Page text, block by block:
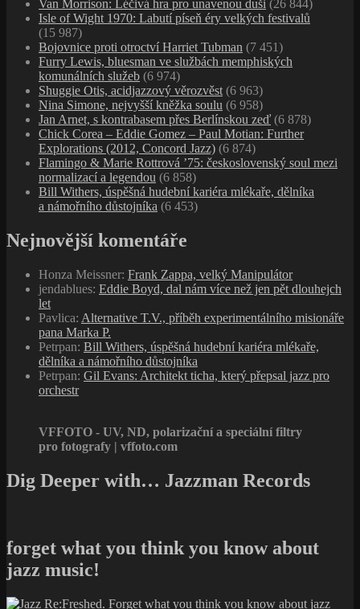
Van Morrison: Léčivá hra pro unavenou duši (26 844)
Isle of Wight 1970: Labutí píseň éry velkých festivalů
(15 987)
Bojovnice proti otroctví Harriet Tubman (7 451)
Furry Lewis, bluesman ve službách memphiských
komunálních služeb (6 974)
Shuggie Otis, acidjazzový věrozvěst (6 963)
Nina Simone, nejvyšší kněžka soulu (6 958)
Jan Arnet, s kontrabasem přes Berlínskou zeď (6 878)
Chick Corea – Eddie Gomez – Paul Motian: Further
Explorations (2012, Concord Jazz) (6 874)
Flamingo & Marie Rottrová ’75: československý soul mezi
normalizací a legendou (6 858)
Bill Withers, úspěšná hudební kariéra mlékaře, dělníka
a námořního důstojníka (6 453)
Nejnovější komentáře
Honza Meissner: Frank Zappa, velký Manipulátor
jendablues: Eddie Boyd, dal nám více než jen pět dlouhejch
let
Pavlica: Alternative T.V., příběh experimentálního misionáře
pana Marka P.
Petrpan: Bill Withers, úspěšná hudební kariéra mlékaře,
dělníka a námořního důstojníka
Petrpan: Gil Evans: Architekt ticha, který přepsal jazz pro
orchestr
VFFOTO - UV, ND, polarizační a speciální filtry
pro fotografy | vffoto.com
Dig Deeper with… Jazzman Records
forget what you think you know about
jazz music!